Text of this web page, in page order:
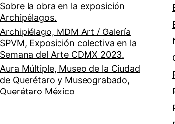
Sobre la obra en la exposición
Archipélagos.
Archipiélago, MDM Art / Galería
SPVM, Exposición colectiva en la
Semana del Arte CDMX 2023.
Aura Múltiple, Museo de la Ciudad
de Querétaro y Museograbado,
Querétaro México